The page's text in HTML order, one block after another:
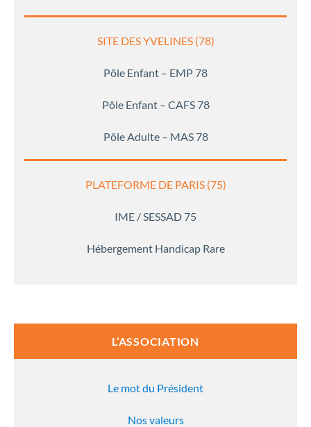
SITE DES YVELINES (78)
Pôle Enfant – EMP 78
Pôle Enfant – CAFS 78
Pôle Adulte – MAS 78
PLATEFORME DE PARIS (75)
IME / SESSAD 75
Hébergement Handicap Rare
L’ASSOCIATION
Le mot du Président
Nos valeurs